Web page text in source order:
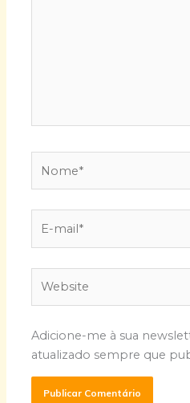
mail*
Adicione-me à sua
atualizado sempre que